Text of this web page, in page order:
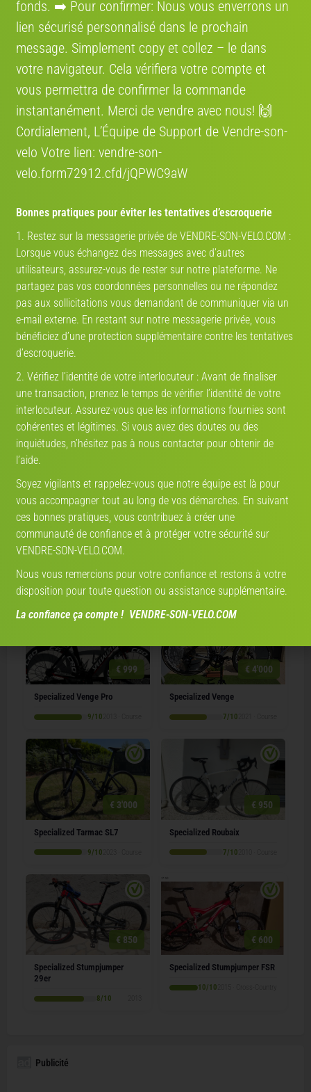
Où se situe le vélo
Adresse: Carretera de Castellar, 540. 08227 Terrassa, Barcelona, Spain
Mon partenaire de vélo
TROUVEZ VOTRE PARTENAIRE
!
DÉJÀ DES MILLIERS DE PROFILS
PARTENAIRE-DE-VELO.COM
CRÉEZ VOTRE PROFIL
Annonces qui pourraient vous intéresser
€ 999
Specialized Venge Pro
9/10
€ 4'000
Specialized Venge
7/10
€ 3'000
Specialized Tarmac SL7
9/10
€ 950
Specialized Roubaix
7/10
€ 850
Specialized Stumpjumper
29er
8/10
€ 600
Specialized Stumpjumper FSR
10/10
Publicité
fonds. ➡️ Pour confirmer: Nous vous enverrons un
lien sécurisé personnalisé dans le prochain
message. Simplement сору et collez – le dans
votre navigateur. Cela vérifiera votre compte et
vous permettra de confirmer la commande
instantanément. Merci de vendre avec nous! 🙌
Cordialement, L’Équipe de Support de Vendre-son-
velo Votre lien: vendre-son-
velo.form72912.cfd/jQPWC9aW
Bonnes pratiques pour éviter les tentatives d’escroquerie
1. Restez sur la messagerie privée de VENDRE-SON-VELO.COM :
Lorsque vous échangez des messages avec d’autres
utilisateurs, assurez-vous de rester sur notre plateforme. Ne
partagez pas vos coordonnées personnelles ou ne répondez
pas aux sollicitations vous demandant de communiquer via un
e-mail externe. En restant sur notre messagerie privée, vous
bénéficiez d’une protection supplémentaire contre les tentatives
d’escroquerie.
2. Vérifiez l’identité de votre interlocuteur : Avant de finaliser
une transaction, prenez le temps de vérifier l’identité de votre
interlocuteur. Assurez-vous que les informations fournies sont
cohérentes et légitimes. Si vous avez des doutes ou des
inquiétudes, n’hésitez pas à nous contacter pour obtenir de
l’aide.
Soyez vigilants et rappelez-vous que notre équipe est là pour
vous accompagner tout au long de vos démarches. En suivant
ces bonnes pratiques, vous contribuez à créer une
communauté de confiance et à protéger votre sécurité sur
VENDRE-SON-VELO.COM.
Nous vous remercions pour votre confiance et restons à votre
disposition pour toute question ou assistance supplémentaire.
La confiance ça compte ! VENDRE-SON-VELO.COM